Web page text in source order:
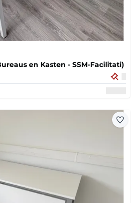
en Kasten - SSM-Facilitati)